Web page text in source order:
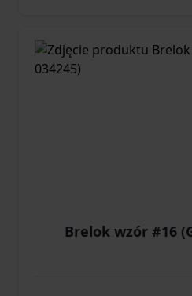
Brelok wzór #16